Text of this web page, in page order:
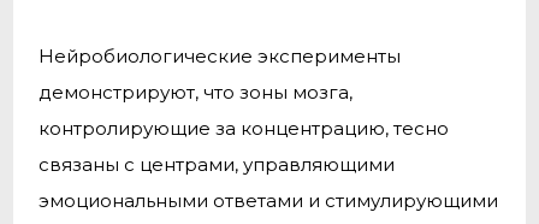
Нейробиологические эксперименты
демонстрируют, что зоны мозга,
контролирующие за концентрацию, тесно
связаны с центрами, управляющими
эмоциональными ответами и стимулирующими